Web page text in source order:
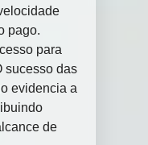
pago.
para
sucesso das
evidencia a
de